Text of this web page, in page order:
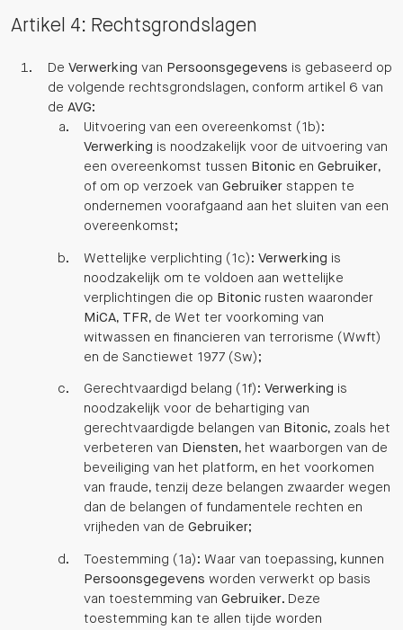
Artikel 4: Rechtsgrondslagen
De Verwerking van Persoonsgegevens is gebaseerd op
de volgende rechtsgrondslagen, conform artikel 6 van
de AVG:
Uitvoering van een overeenkomst (1b):
Verwerking is noodzakelijk voor de uitvoering van
een overeenkomst tussen Bitonic en Gebruiker,
of om op verzoek van Gebruiker stappen te
ondernemen voorafgaand aan het sluiten van een
overeenkomst;
Wettelijke verplichting (1c): Verwerking is
noodzakelijk om te voldoen aan wettelijke
verplichtingen die op Bitonic rusten waaronder
MiCA, TFR, de Wet ter voorkoming van
witwassen en financieren van terrorisme (Wwft)
en de Sanctiewet 1977 (Sw);
Gerechtvaardigd belang (1f): Verwerking is
noodzakelijk voor de behartiging van
gerechtvaardigde belangen van Bitonic, zoals het
verbeteren van Diensten, het waarborgen van de
beveiliging van het platform, en het voorkomen
van fraude, tenzij deze belangen zwaarder wegen
dan de belangen of fundamentele rechten en
vrijheden van de Gebruiker;
Toestemming (1a): Waar van toepassing, kunnen
Persoonsgegevens worden verwerkt op basis
van toestemming van Gebruiker. Deze
toestemming kan te allen tijde worden